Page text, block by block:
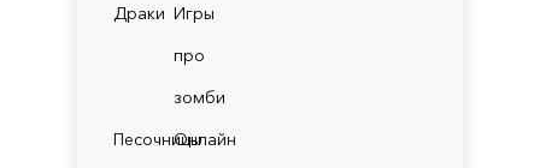
Драки Игры
про
зомби
ПесочницыОнлайн